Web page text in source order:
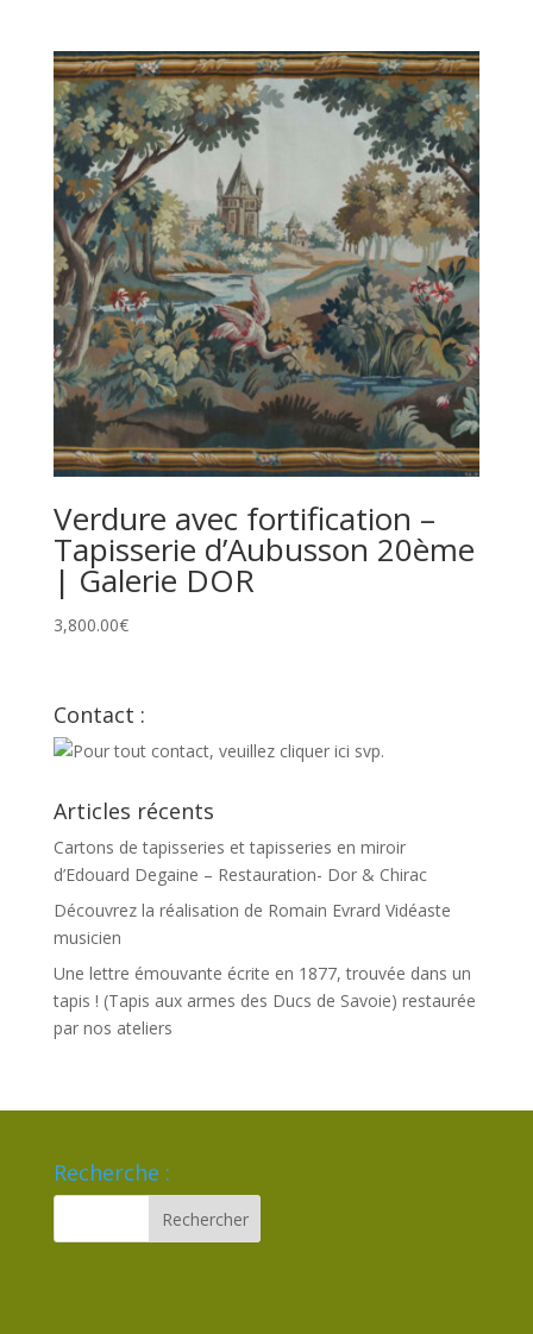
Verdure avec fortification –
Tapisserie d’Aubusson 20ème
| Galerie DOR
3,800.00€
Contact :
Articles récents
Cartons de tapisseries et tapisseries en miroir
d’Edouard Degaine – Restauration- Dor & Chirac
Découvrez la réalisation de Romain Evrard Vidéaste
musicien
Une lettre émouvante écrite en 1877, trouvée dans un
tapis ! (Tapis aux armes des Ducs de Savoie) restaurée
par nos ateliers
Recherche :